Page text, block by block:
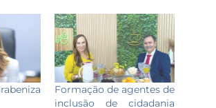
Formação de agentes de
inclusão de cidadania